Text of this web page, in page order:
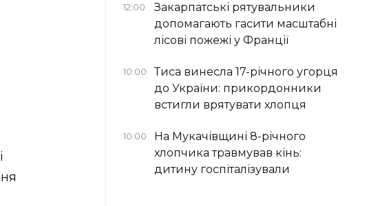
12:00
Закарпатські рятувальники
допомагають гасити масштабні
лісові пожежі у Франції
10:00
Тиса винесла 17-річного угорця
до України: прикордонники
встигли врятувати хлопця
10:00
На Мукачівщині 8-річного
хлопчика травмував кінь:
дитину госпіталізували